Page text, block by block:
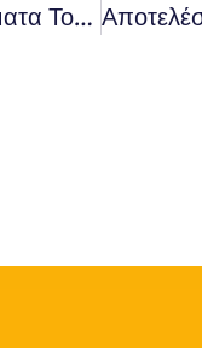
Αποτελέσματα Τουρκικών Ιανουαρίου 2022: 100 %!!! !!!!